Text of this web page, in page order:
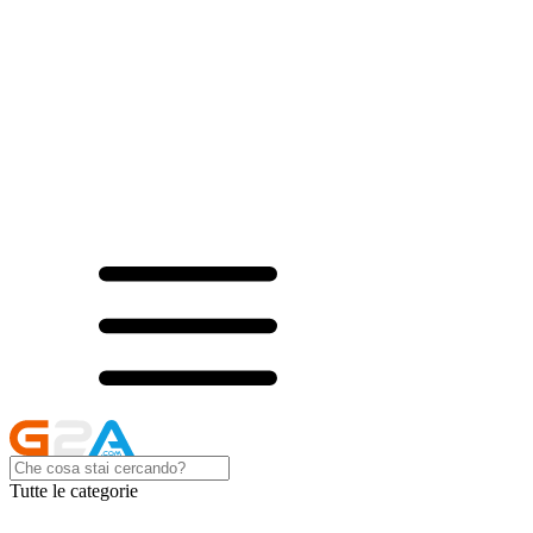
Tutte le categorie